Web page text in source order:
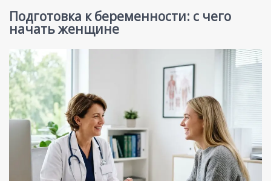
Подготовка к беременности: с чего
начать женщине